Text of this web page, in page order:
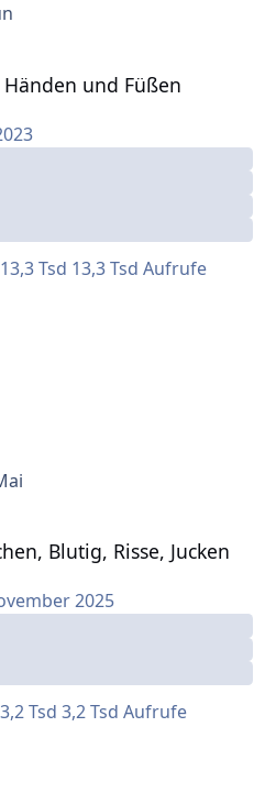
und Füßen
13,3 Tsd Aufrufe
Blutig, Risse, Jucken
2025
3,2 Tsd Aufrufe